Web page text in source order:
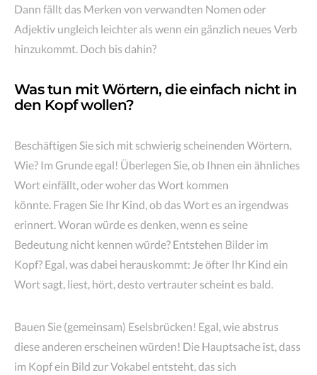
Dann fällt das Merken von verwandten Nomen oder
Adjektiv ungleich leichter als wenn ein gänzlich neues Verb
hinzukommt. Doch bis dahin?
Was tun mit Wörtern, die einfach nicht in
den Kopf wollen?
Beschäftigen Sie sich mit schwierig scheinenden Wörtern.
Wie? Im Grunde egal! Überlegen Sie, ob Ihnen ein ähnliches
Wort einfällt, oder woher das Wort kommen
könnte. Fragen Sie Ihr Kind, ob das Wort es an irgendwas
erinnert. Woran würde es denken, wenn es seine
Bedeutung nicht kennen würde? Entstehen Bilder im
Kopf? Egal, was dabei herauskommt: Je öfter Ihr Kind ein
Wort sagt, liest, hört, desto vertrauter scheint es bald.
Bauen Sie (gemeinsam) Eselsbrücken! Egal, wie abstrus
diese anderen erscheinen würden! Die Hauptsache ist, dass
im Kopf ein Bild zur Vokabel entsteht, das sich